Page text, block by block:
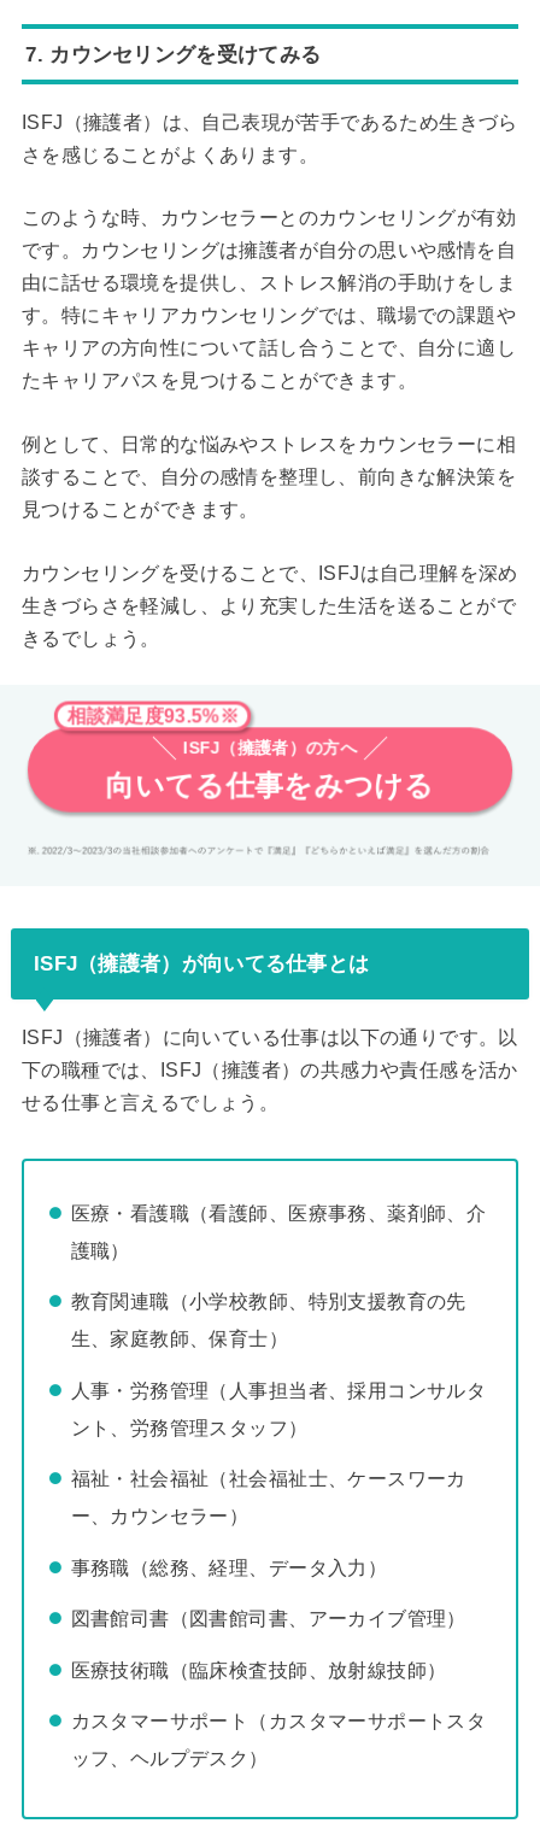
7. カウンセリングを受けてみる
ISFJ（擁護者）は、自己表現が苦手であるため生きづら
さを感じることがよくあります。
このような時、カウンセラーとのカウンセリングが有効
です。カウンセリングは擁護者が自分の思いや感情を自
由に話せる環境を提供し、ストレス解消の手助けをしま
す。特にキャリアカウンセリングでは、職場での課題や
キャリアの方向性について話し合うことで、自分に適し
たキャリアパスを見つけることができます。
例として、日常的な悩みやストレスをカウンセラーに相
談することで、自分の感情を整理し、前向きな解決策を
見つけることができます。
カウンセリングを受けることで、ISFJは自己理解を深め
生きづらさを軽減し、より充実した生活を送ることがで
きるでしょう。
相談満足度93.5%※
ISFJ（擁護者）の方へ
向いてる仕事をみつける
ISFJ（擁護者）が向いてる仕事とは
ISFJ（擁護者）に向いている仕事は以下の通りです。以
下の職種では、ISFJ（擁護者）の共感力や責任感を活か
せる仕事と言えるでしょう。
医療・看護職（看護師、医療事務、薬剤師、介
護職）
教育関連職（小学校教師、特別支援教育の先
生、家庭教師、保育士）
人事・労務管理（人事担当者、採用コンサルタ
ント、労務管理スタッフ）
福祉・社会福祉（社会福祉士、ケースワーカ
ー、カウンセラー）
事務職（総務、経理、データ入力）
図書館司書（図書館司書、アーカイブ管理）
医療技術職（臨床検査技師、放射線技師）
カスタマーサポート（カスタマーサポートスタ
ッフ、ヘルプデスク）